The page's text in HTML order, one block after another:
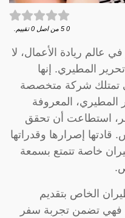
0
5 من اصل 0 تقييم.
عالم ريادة الأعمال، لا
تحرير المطيري. إنها
تمتلك شركة متخصصة
المعروفة
استطاعت أن تحقق
إصرارها وقدراتها
خاصة تتمتع بسمعة
الخاص بتقديم
فهي تضمن تجربة سفر